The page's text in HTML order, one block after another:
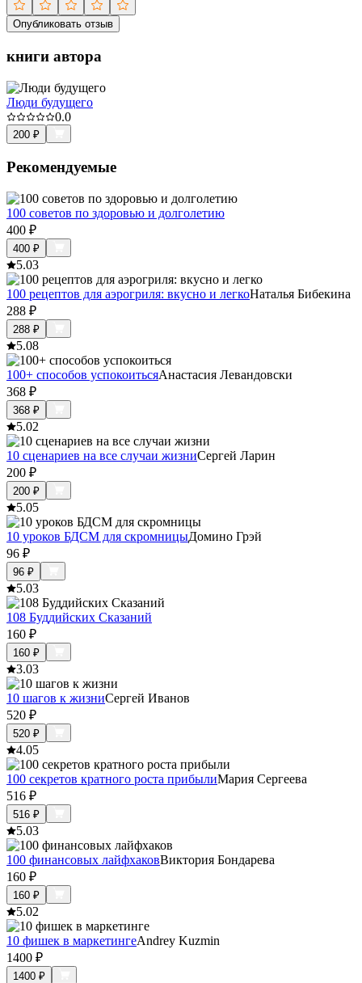
Опубликовать отзыв
книги автора
Люди будущего
0.0
200 ₽
Рекомендуемые
100 советов по здоровью и долголетию
400 ₽
400 ₽
5.03
100 рецептов для аэрогриля: вкусно и легкоНаталья Бибекина
288 ₽
288 ₽
5.08
100+ способов успокоитьсяАнастасия Левандовски
368 ₽
368 ₽
5.02
10 сценариев на все случаи жизниСергей Ларин
200 ₽
200 ₽
5.05
10 уроков БДСМ для скромницыДомино Грэй
96 ₽
96 ₽
5.03
108 Буддийских Сказаний
160 ₽
160 ₽
3.03
10 шагов к жизниСергей Иванов
520 ₽
520 ₽
4.05
100 секретов кратного роста прибылиМария Сергеева
516 ₽
516 ₽
5.03
100 финансовых лайфхаковВиктория Бондарева
160 ₽
160 ₽
5.02
10 фишек в маркетингеAndrey Kuzmin
1400 ₽
1400 ₽